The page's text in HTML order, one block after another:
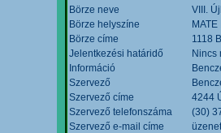
Börze neve
VIII.
Börze helyszíne
Börze címe
1118
Jelentkezési határidő
Nincs
Információ
Szervező
Szervező címe
4244
Szervező telefonszáma
(30)
Szervező e-mail címe